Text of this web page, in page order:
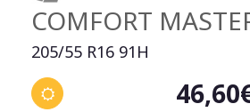
COMFORT
205/55 R16 91H